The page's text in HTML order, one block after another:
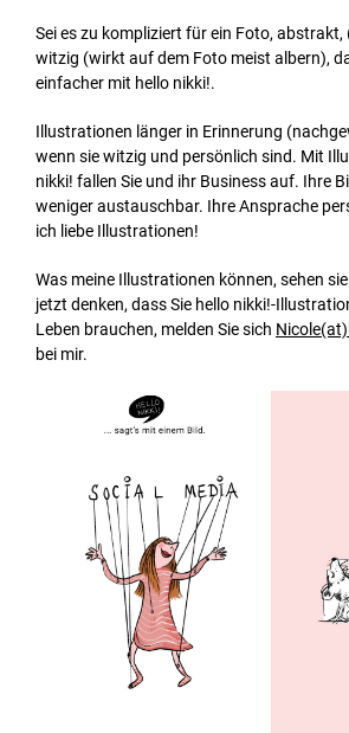
Sei es zu kompliziert für ein Foto,
witzig (wirkt auf dem Foto meist albern),
einfacher mit hello nikki!.
Illustrationen länger in Erinnerung
wenn sie witzig und persönlich sind. Mit
nikki! fallen Sie und ihr Business auf. Ihre
weniger austauschbar. Ihre Ansprache
ich liebe Illustrationen!
Was meine Illustrationen können, sehen
jetzt denken, dass Sie hello nikki!-
Leben brauchen, melden Sie sich
bei mir.